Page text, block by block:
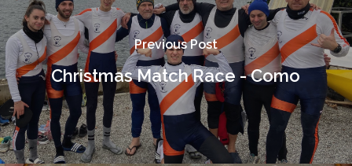
Previous Post
Christmas Match Race - Como